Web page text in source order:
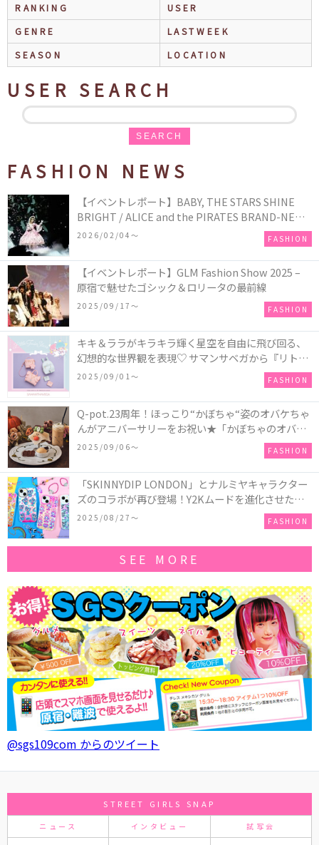
RANKING
USER
GENRE
LASTWEEK
SEASON
LOCATION
USER SEARCH
SEARCH
FASHION NEWS
【イベントレポート】BABY, THE STARS SHINE
BRIGHT / ALICE and the PIRATES BRAND-NEW
COLLECTION in TOKYO
2026/02/04〜 FASHION
【イベントレポート】GLM Fashion Show 2025 –
原宿で魅せたゴシック＆ロリータの最前線
2025/09/17〜 FASHION
キキ＆ララがキラキラ輝く星空を自由に飛び回る、
幻想的な世界観を表現♡ サマンサベガから『リトル
ツインスターズ』50周年アニバーサリーイヤー』を
2025/09/01〜 FASHION
Q-pot.23周年！ほっこり“かぼちゃ“姿のオバケちゃ
んがアニバーサリーをお祝い★「かぼちゃのオバケ
ーキアクセサリー」が新発売！Q-pot CAFE.では
「かぼちゃのオバケーキプレート」も登場
2025/09/06〜 FASHION
「SKINNYDIP LONDON」とナルミヤキャラクター
ズのコラボが再び登場！Y2Kムードを進化させた新
作コレクションを発売♪
2025/08/27〜 FASHION
SEE MORE
@sgs109com からのツイート
STREET GIRLS SNAP
ニュース インタビュー 試写会